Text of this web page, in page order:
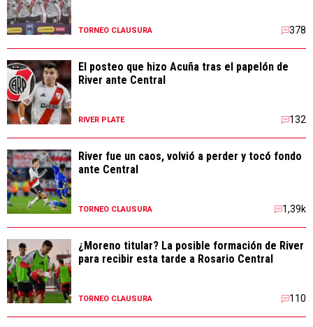
TORNEO CLAUSURA 378
El posteo que hizo Acuña tras el papelón de
River ante Central
RIVER PLATE 132
River fue un caos, volvió a perder y tocó fondo
ante Central
TORNEO CLAUSURA 1,39k
¿Moreno titular? La posible formación de River
para recibir esta tarde a Rosario Central
TORNEO CLAUSURA 110